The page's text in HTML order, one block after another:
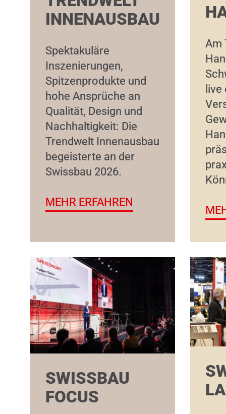
INNENAUSBAU
Spektakuläre
Inszenierungen,
Spitzenprodukte und
hohe Ansprüche an
Qualität, Design und
Nachhaltigkeit: Die
Trendwelt Innenausbau
begeisterte an der
Swissbau 2026.
MEHR ERFAHREN
Am
SWISSBAU
FOCUS